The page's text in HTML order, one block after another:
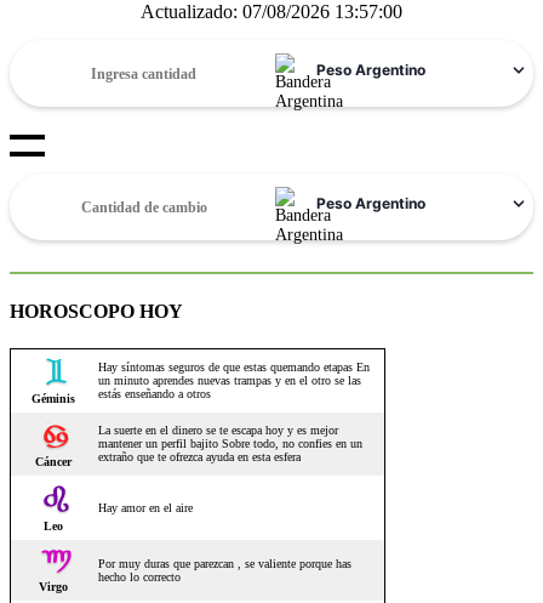
Actualizado: 07/08/2026 13:57:00
HOROSCOPO HOY